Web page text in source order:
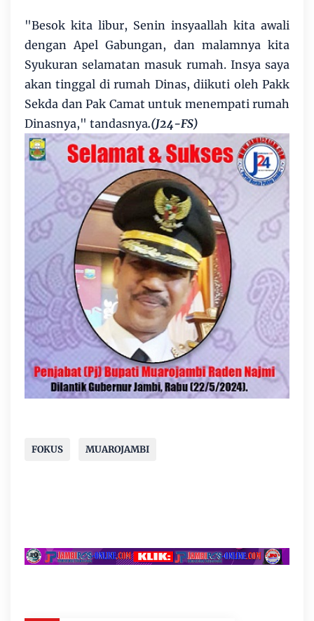
"Besok kita libur, Senin insyaallah kita awali
dengan Apel Gabungan, dan malamnya kita
Syukuran selamatan masuk rumah. Insya saya
akan tinggal di rumah Dinas, diikuti oleh Pakk
Sekda dan Pak Camat untuk menempati rumah
Dinasnya," tandasnya.(J24-FS)
FOKUS MUAROJAMBI